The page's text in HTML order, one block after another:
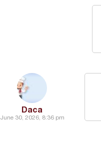
Daca
June 30, 2026, 8:36 pm